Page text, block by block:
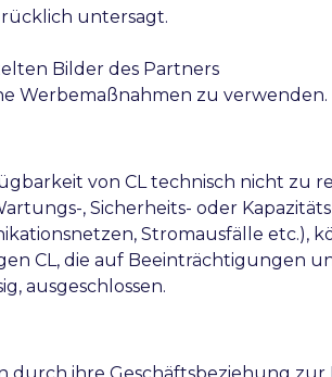
untersagt.
Bilder des Partners
Werbemaßnahmen zu verwenden.
von CL technisch nicht zu
, Sicherheits- oder
Stromausfälle
CL, die auf
ausgeschlossen.